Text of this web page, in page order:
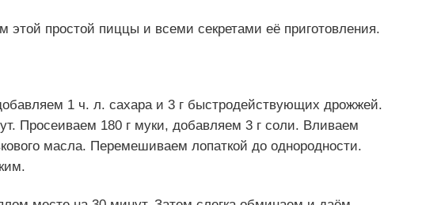
простой пиццы и всеми секретами её приготовления.
1 ч. л. сахара и 3 г быстродействующих дрожжей.
Просеиваем 180 г муки, добавляем 3 г соли. Вливаем
масла. Перемешиваем лопаткой до однородности.